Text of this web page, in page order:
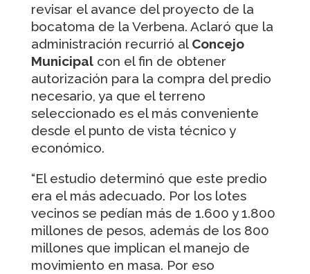
revisar el avance del proyecto de la
bocatoma de la Verbena. Aclaró que la
administración recurrió al Concejo
Municipalcon el fin de obtener
autorización para la compra del predio
necesario, ya que el terreno
seleccionado es el más conveniente
desde el punto de vista técnico y
económico.
“El estudio determinó que este predio
era el más adecuado. Por los lotes
vecinos se pedían más de 1.600 y 1.800
millones de pesos, además de los 800
millones que implican el manejo de
movimiento en masa. Por eso